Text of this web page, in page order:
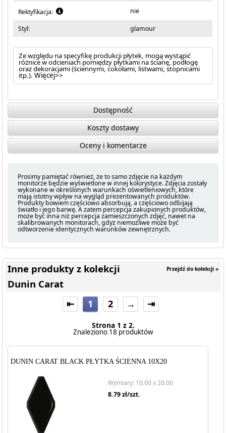
Rektyfikacja: nie
Styl: glamour
Ze względu na specyfikę produkcji płytek, mogą wystąpić
różnice w odcieniach pomiędzy płytkami na ścianę, podłogę
oraz dekoracjami (ściennymi, cokołami, listwami, stopnicami
itp.).Więcej>>
Dostępność
Koszty dostawy
Oceny i komentarze
Prosimy pamiętać również, że to samo zdjęcie na każdym
monitorze będzie wyświetlone w innej kolorystyce. Zdjęcia zostały
wykonane w określonych warunkach oświetleniowych, które
mają istotny wpływ na wygląd prezentowanych produktów.
Produkty bowiem częściowo absorbują, a częściowo odbijają
światło i jego barwę. A zatem percepcja zakupionych produktów,
może być inna niż percepcja zamieszczonych zdjęć, nawet na
skalibrowanych monitorach, gdyż niemożliwe może być
odtworzenie identycznych warunków zewnętrznych.
Przejdź do kolekcji »
Inne produkty z kolekcji
Dunin Carat
⇤ 1 2 → ⇥
Strona 1 z 2.
Znaleziono 18 produktów
DUNIN CARAT BLACK PŁYTKA ŚCIENNA 10X20
Wymiary: 10.00 x 20.00
8.79zł/szt.